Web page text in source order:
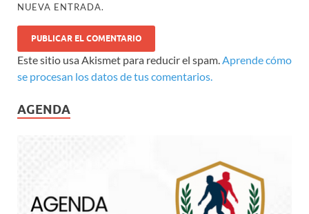
NUEVA ENTRADA.
Este sitio usa Akismet para reducir el spam. Aprende cómo
se procesan los datos de tus comentarios.
AGENDA